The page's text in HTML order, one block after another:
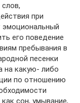
при
эмоциональный
его поведение
пребывания в
песенки
на какую- либо
по отношению
сон, умывание,